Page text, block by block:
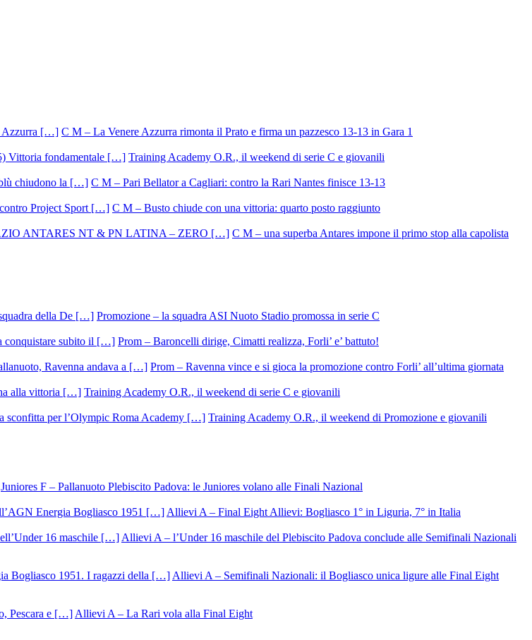
C M – La Venere Azzurra rimonta il Prato e firma un pazzesco 13-13 in Gara 1
Training Academy O.R., il weekend di serie C e giovanili
C M – Pari Bellator a Cagliari: contro la Rari Nantes finisce 13-13
C M – Busto chiude con una vittoria: quarto posto raggiunto
C M – una superba Antares impone il primo stop alla capolista
Promozione – la squadra ASI Nuoto Stadio promossa in serie C
Prom – Baroncelli dirige, Cimatti realizza, Forli’ e’ battuto!
Prom – Ravenna vince e si gioca la promozione contro Forli’ all’ultima giornata
Training Academy O.R., il weekend di serie C e giovanili
Training Academy O.R., il weekend di Promozione e giovanili
Juniores F – Pallanuoto Plebiscito Padova: le Juniores volano alle Finali Nazional
Allievi A – Final Eight Allievi: Bogliasco 1° in Liguria, 7° in Italia
Allievi A – l’Under 16 maschile del Plebiscito Padova conclude alle Semifinali Nazionali
Allievi A – Semifinali Nazionali: il Bogliasco unica ligure alle Final Eight
Allievi A – La Rari vola alla Final Eight